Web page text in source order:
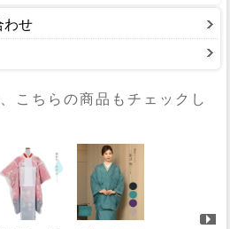
わせ
こちらの商品もチェックし